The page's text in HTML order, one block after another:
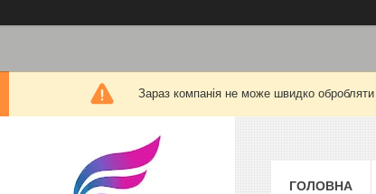
Зараз компанія не може швидко
ГОЛОВНА